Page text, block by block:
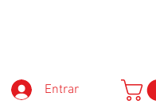
Entrar